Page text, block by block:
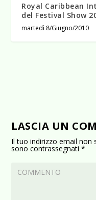
Royal Caribbean
del Festival Show
martedì 8/Giugno/2010
LASCIA UN
Il tuo indirizzo email non
sono contrassegnati*